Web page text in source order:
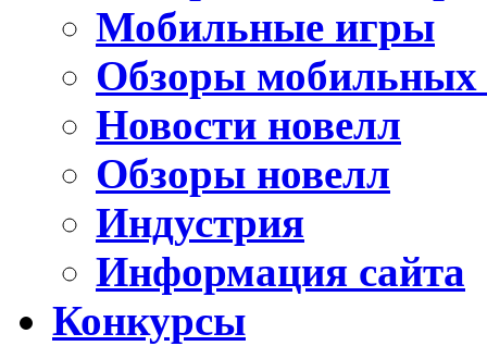
Мобильные игры
Обзоры мобильных
Новости новелл
Обзоры новелл
Индустрия
Информация сайта
Конкурсы